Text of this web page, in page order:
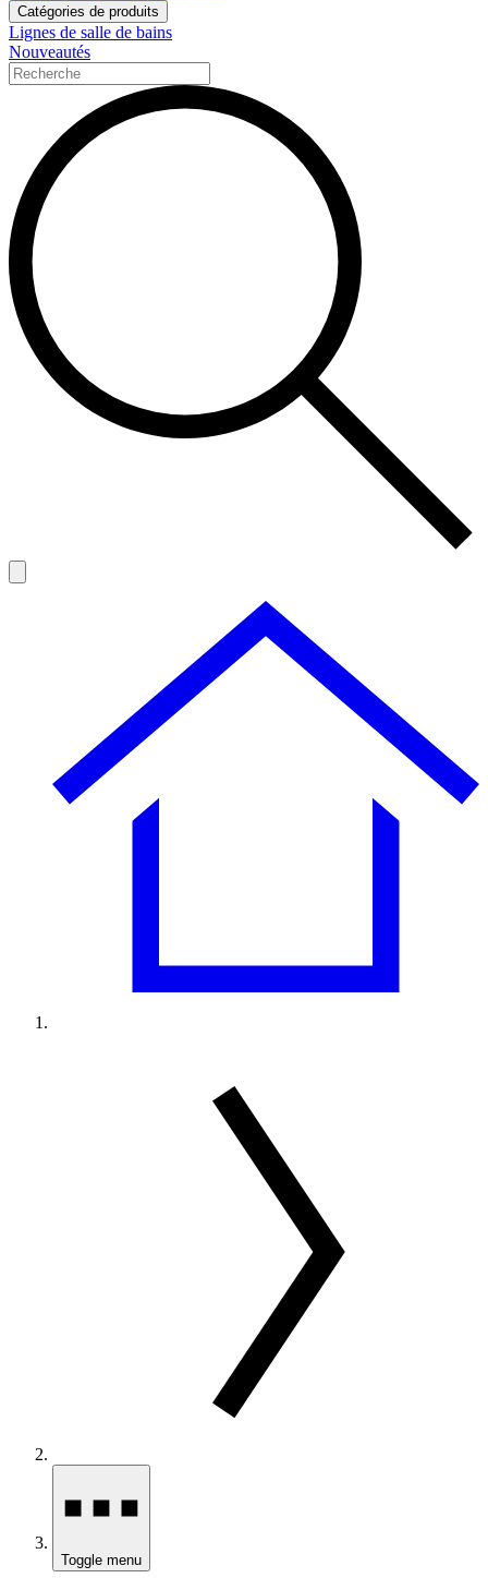
Catégories de produits
Lignes de salle de bains
Nouveautés
Toggle menu